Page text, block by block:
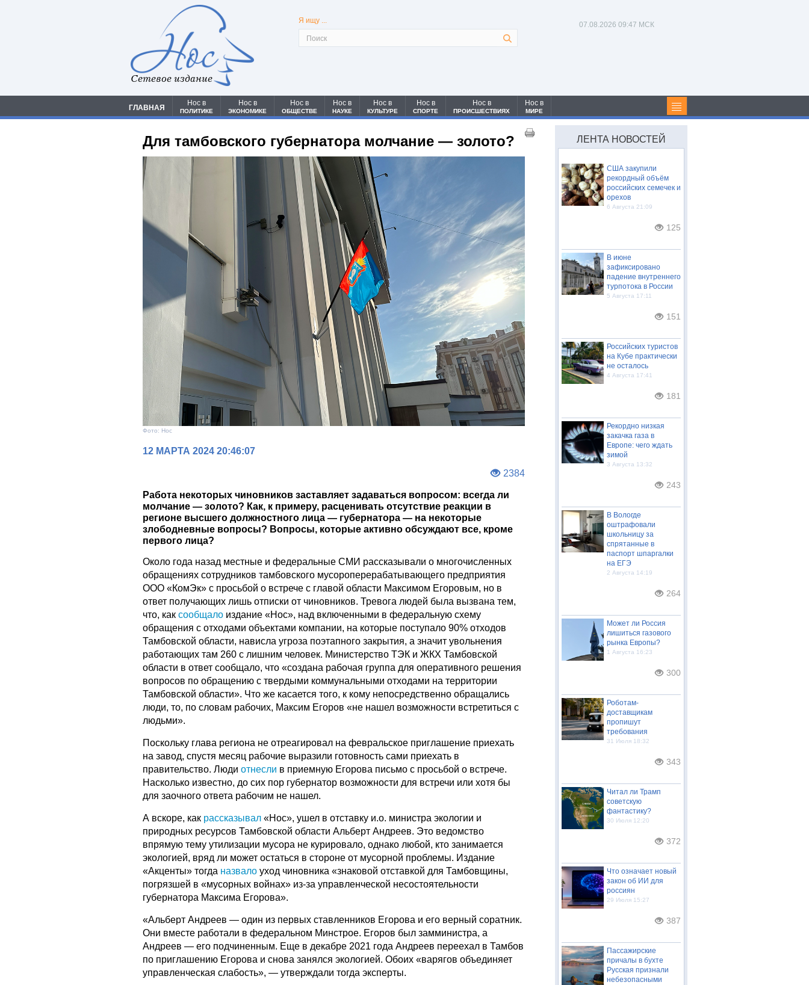
Сетевое издание
Я ищу ... 07.08.2026 09:47 МСК
ГЛАВНАЯ
Нос в
ПОЛИТИКЕ
Нос в
ЭКОНОМИКЕ
Нос в
ОБЩЕСТВЕ
Нос в
НАУКЕ
Нос в
КУЛЬТУРЕ
Нос в
СПОРТЕ
Нос в
ПРОИСШЕСТВИЯХ
Нос в
МИРЕ
Для тамбовского губернатора молчание — золото?
Фото: Нос
12 МАРТА 2024 20:46:07
2384
Работа некоторых чиновников заставляет задаваться вопросом: всегда ли
молчание — золото? Как, к примеру, расценивать отсутствие реакции в
регионе высшего должностного лица — губернатора — на некоторые
злободневные вопросы? Вопросы, которые активно обсуждают все, кроме
первого лица?
Около года назад местные и федеральные СМИ рассказывали о многочисленных
обращениях сотрудников тамбовского мусороперерабатывающего предприятия
ООО «КомЭк» с просьбой о встрече с главой области Максимом Егоровым, но в
ответ получающих лишь отписки от чиновников. Тревога людей была вызвана тем,
что, каксообщало издание «Нос», над включенными в федеральную схему
обращения с отходами объектами компании, на которые поступало 90% отходов
Тамбовской области, нависла угроза поэтапного закрытия, а значит увольнения
работающих там 260 с лишним человек. Министерство ТЭК и ЖКХ Тамбовской
области в ответ сообщало, что «создана рабочая группа для оперативного решения
вопросов по обращению с твердыми коммунальными отходами на территории
Тамбовской области». Что же касается того, к кому непосредственно обращались
люди, то, по словам рабочих, Максим Егоров «не нашел возможности встретиться с
людьми».
Поскольку глава региона не отреагировал на февральское приглашение приехать
на завод, спустя месяц рабочие выразили готовность сами приехать в
правительство. Людиотнесли в приемную Егорова письмо с просьбой о встрече.
Насколько известно, до сих пор губернатор возможности для встречи или хотя бы
для заочного ответа рабочим не нашел.
А вскоре, как рассказывал«Нос», ушел в отставку и.о. министра экологии и
природных ресурсов Тамбовской области Альберт Андреев. Это ведомство
впрямую тему утилизации мусора не курировало, однако любой, кто занимается
экологией, вряд ли может остаться в стороне от мусорной проблемы. Издание
«Акценты» тогда назвало уход чиновника «знаковой отставкой для Тамбовщины,
погрязшей в «мусорных войнах» из-за управленческой несостоятельности
губернатора Максима Егорова».
«Альберт Андреев — один из первых ставленников Егорова и его верный соратник.
Они вместе работали в федеральном Минстрое. Егоров был замминистра, а
Андреев — его подчиненным. Еще в декабре 2021 года Андреев переехал в Тамбов
по приглашению Егорова и снова занялся экологией. Обоих «варягов объединяет
управленческая слабость», — утверждали тогда эксперты.
ЛЕНТА НОВОСТЕЙ
США закупили
рекордный объём
российских семечек и
орехов
6 Августа 21:09
125
В июне
зафиксировано
падение внутреннего
турпотока в России
5 Августа 17:11
151
Российских туристов
на Кубе практически
не осталось
4 Августа 17:41
181
Рекордно низкая
закачка газа в
Европе: чего ждать
зимой
3 Августа 13:32
243
В Вологде
оштрафовали
школьницу за
спрятанные в
паспорт шпаргалки
на ЕГЭ
2 Августа 14:19
264
Может ли Россия
лишиться газового
рынка Европы?
1 Августа 16:23
300
Роботам-
доставщикам
пропишут
требования
31 Июля 18:32
343
Читал ли Трамп
советскую
фантастику?
30 Июля 12:20
372
Что означает новый
закон об ИИ для
россиян
29 Июля 15:27
387
Пассажирские
причалы в бухте
Русская признали
небезопасными